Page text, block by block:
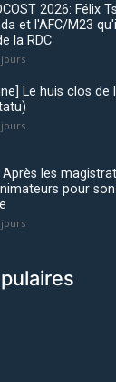
2026: Félix
et l'AFC/M23
la RDC
jours
Le huis clos de
jours
Après les
pour
jours